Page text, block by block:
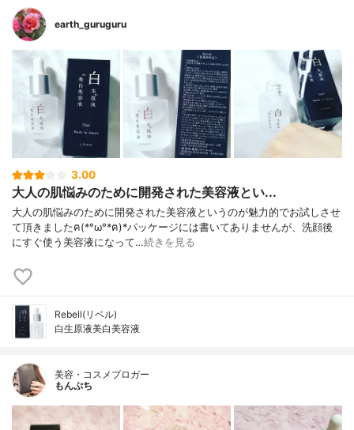
earth_guruguru
3.00
大人の肌悩みのために開発された美容液とい...
大人の肌悩みのために開発された美容液というのが魅力的でお試しさせ
て頂きましたฅ(*°ω°*ฅ)*パッケージには書いてありませんが、洗顔後
にすぐ使う美容液になって…続きを見る
Rebell(リベル)
白生原液美白美容液
美容・コスメブロガー
もんぷち